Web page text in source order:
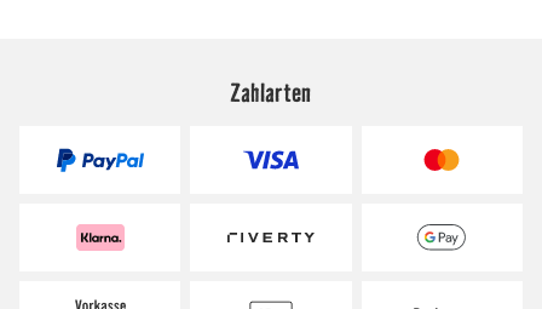
Zahlarten